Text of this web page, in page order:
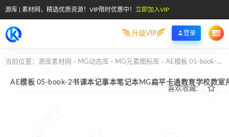
源库 | 素材网，精选优质资源！VIP限时优惠中！ 立即加入VIP
升级VIP 登录
当前位置： 源库素材网 > MG动态库 > MG元素图标库 > AE模板 05-book-2书课本记事本笔记本MG扁平卡通教育学校教室用具元素图标
喜欢收藏:
AE模板 05-book-2书课本记事本笔记本MG扁平卡通教育学校教室